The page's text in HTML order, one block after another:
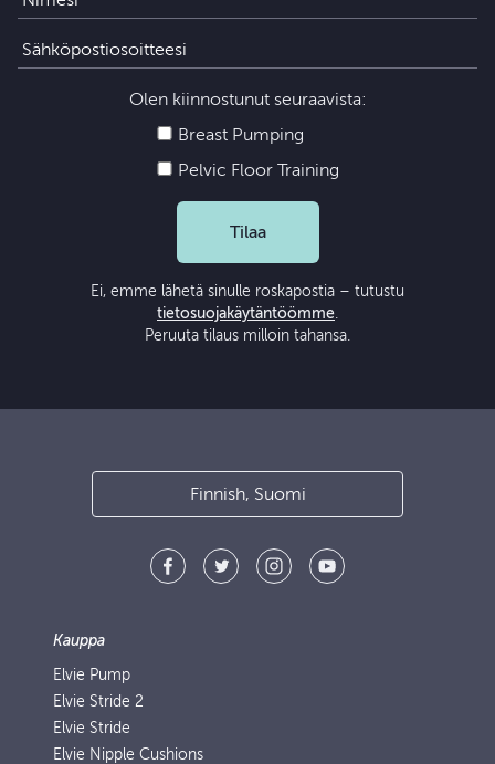
Olen kiinnostunut seuraavista:
Breast Pumping
Pelvic Floor Training
Tilaa
Ei, emme lähetä sinulle roskapostia – tutustu
tietosuojakäytäntöömme.
Peruuta tilaus milloin tahansa.
Finnish, Suomi
Kauppa
Elvie Pump
Elvie Stride 2
Elvie Stride
Elvie Nipple Cushions